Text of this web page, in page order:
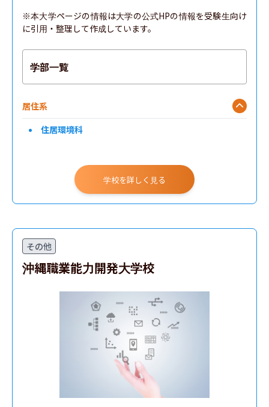
※本大学ページの情報は大学の公式HPの情報を受験生向け
に引用・整理して作成しています。
学部一覧
居住系
住居環境科
学校を詳しく見る
その他
沖縄職業能力開発大学校